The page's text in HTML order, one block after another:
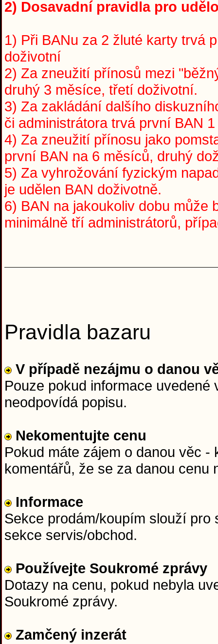
2) Dosavadní pravidla pro
1) Při BANu za 2 žluté karty trvá
doživotní
2) Za zneužití přínosů mezi
druhý 3 měsíce, třetí doživotní.
3) Za zakládání dalšího
či administrátora trvá první BAN
4) Za zneužití přínosu jako
první BAN na 6 měsíců, druhý
5) Za vyhrožování fyzickým
je udělen BAN doživotně.
6) BAN na jakoukoliv dobu může
minimálně tří administrátorů,
Pravidla bazaru
V případě nezájmu o danou
Pouze pokud informace
neodpovídá popisu.
Nekomentujte cenu
Pokud máte zájem o danou věc
komentářů, že se za danou
Informace
Sekce prodám/koupím slouží pro
sekce servis/obchod.
Používejte Soukromé zprávy
Dotazy na cenu, pokud nebyla
Soukromé zprávy.
Zamčený inzerát